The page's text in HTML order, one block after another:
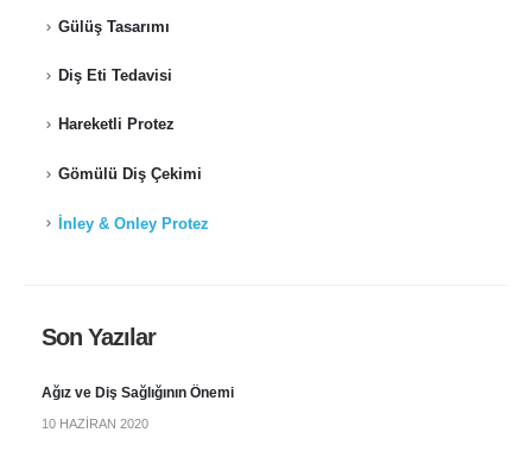
Gülüş Tasarımı
Diş Eti Tedavisi
Hareketli Protez
Gömülü Diş Çekimi
İnley & Onley Protez
Son Yazılar
Ağız ve Diş Sağlığının Önemi
10 HAZIRAN 2020